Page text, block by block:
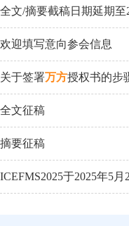
全文/摘要截稿日期延期至
欢迎填写意向参会信息
关于签署万方授权书的步
全文征稿
摘要征稿
ICEFMS2025于2025年5